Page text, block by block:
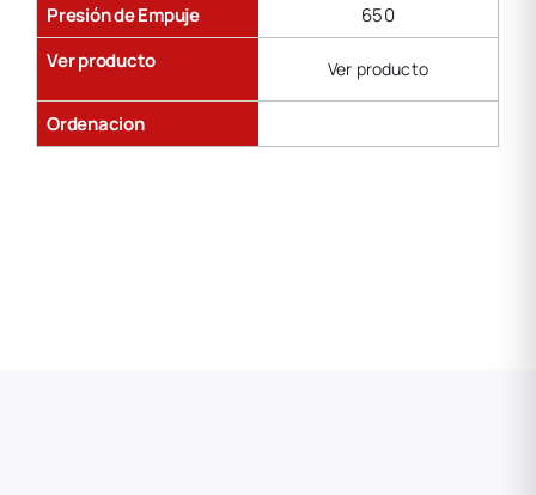
Presión de Empuje
650
Ver producto
Ver producto
Ordenacion